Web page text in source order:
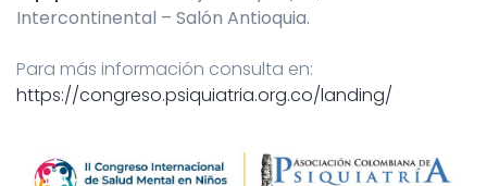
Intercontinental – Salón Antioquia.
Para más información consulta en:
https://congreso.psiquiatria.org.co/landing/